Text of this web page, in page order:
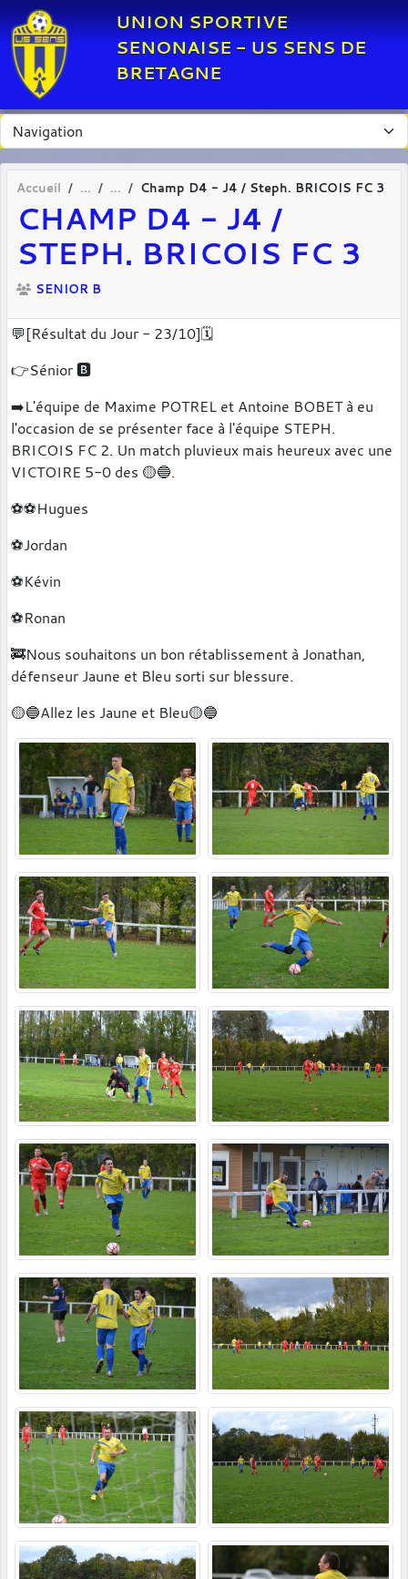
UNION SPORTIVE
SENONAISE - US SENS DE
BRETAGNE
Accueil Champ D4 - J4 / Steph. BRICOIS FC 3
CHAMP D4 - J4 /
STEPH. BRICOIS FC 3
SENIOR B
💬[Résultat du Jour - 23/10]🗓
👉Sénior 🅱️
➡️L'équipe de Maxime POTREL et Antoine BOBET à eu
l'occasion de se présenter face à l'équipe STEPH.
BRICOIS FC 2. Un match pluvieux mais heureux avec une
VICTOIRE 5-0 des 🟡🔵.
⚽️⚽️Hugues
⚽️Jordan
⚽️Kévin
⚽️Ronan
🚒Nous souhaitons un bon rétablissement à Jonathan,
défenseur Jaune et Bleu sorti sur blessure.
🟡🔵Allez les Jaune et Bleu🟡🔵
Panneau de gestion des cookies